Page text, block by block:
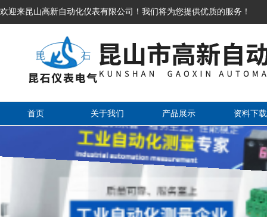
欢迎来昆山高新自动化仪表有限公司！我们将为您提供优质的服务！
首页 关于我们 产品展示 资料下载